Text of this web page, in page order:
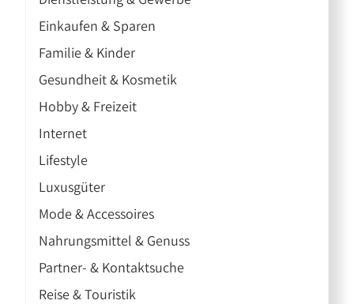
Einkaufen & Sparen
Familie & Kinder
Gesundheit & Kosmetik
Hobby & Freizeit
Internet
Lifestyle
Luxusgüter
Mode & Accessoires
Nahrungsmittel & Genuss
Partner- & Kontaktsuche
Reise & Touristik